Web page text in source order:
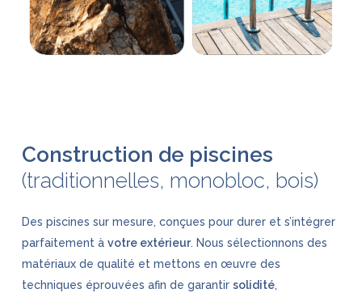
Construction de piscines
(traditionnelles, monobloc, bois)
Des piscines sur mesure, conçues pour durer et s’intégrer
parfaitement à votre extérieur. Nous sélectionnons des
matériaux de qualité et mettons en œuvre des
techniques éprouvées afin de garantir solidité,